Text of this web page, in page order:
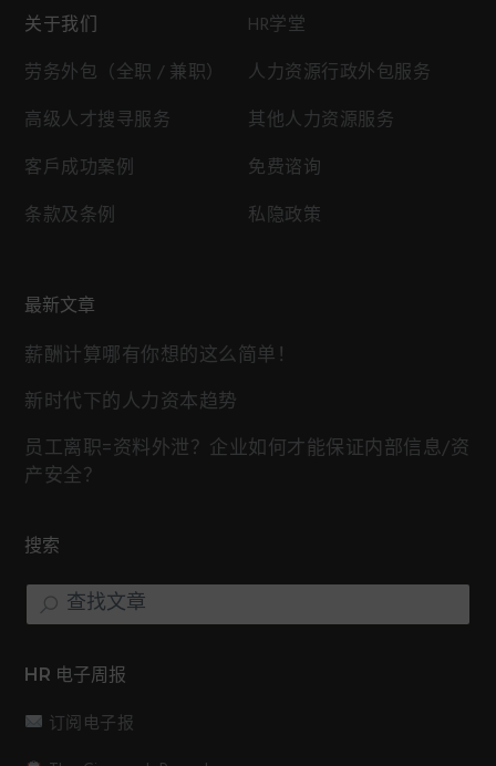
关于我们
HR学堂
劳务外包（全职 / 兼职）
人力资源行政外包服务
高级人才搜寻服务
其他人力资源服务
客戶成功案例
免费谘询
条款及条例
私隐政策
最新文章
薪酬计算哪有你想的这么简单！
新时代下的人力资本趋势
员工离职=资料外泄？企业如何才能保证内部信息/资
产安全？
搜索
查
找
章
HR 电子周报
订阅电子报